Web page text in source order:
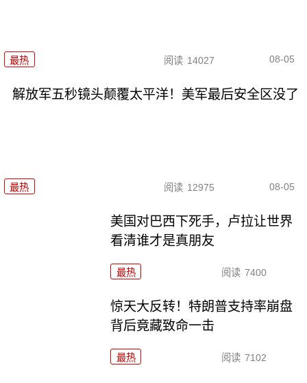
最热 阅读 14027 08-05
解放军五秒镜头颠覆太平洋！美军最后安全区没了
最热 阅读 12975 08-05
美国对巴西下死手，卢拉让世界
看清谁才是真朋友
最热 阅读 7400
惊天大反转！特朗普支持率崩盘
背后竟藏致命一击
最热 阅读 7102